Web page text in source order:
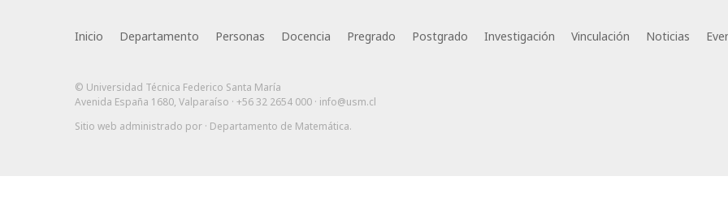
Inicio Departamento Personas Docencia Pregrado Postgrado Investigación Vinculación Noticias
© Universidad Técnica Federico Santa María
Avenida España 1680, Valparaíso · +56 32 2654 000 · info@usm.cl
Sitio web administrado por · Departamento de Matemática.